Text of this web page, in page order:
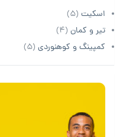
اسکیت (5)
تیر و کمان (4)
کمپینگ و کوهنوردی (5)